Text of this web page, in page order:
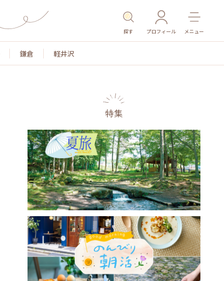
探す プロフィール メニュー
鎌倉 軽井沢
名所・旧跡 温泉・スパ その他施設 ごはん
特集